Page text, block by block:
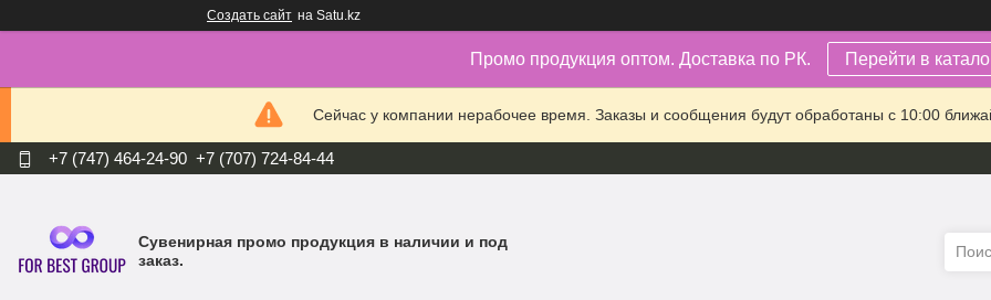
Создать сайт на Satu.kz
Промо продукция оптом. Доставка по РК. Перейти в
Сейчас у компании нерабочее время. Заказы и сообщения будут обработаны с 10:00
+7 (747) 464-24-90 +7 (707) 724-84-44
Cувенирная промо продукция в наличии и под
заказ.